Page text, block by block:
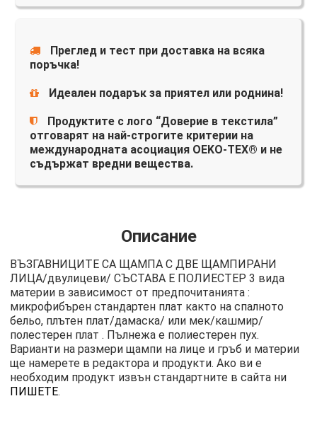
Преглед и тест при доставка на всяка
поръчка!
Идеален подарък за приятел или роднина!
Продуктите с лого “Доверие в текстила”
отговарят на най-строгите критерии на
международната асоциация OEKO-TEX® и не
съдържат вредни вещества.
Описание
ВЪЗГАВНИЦИТЕ СА ЩАМПА С ДВЕ ЩАМПИРАНИ
ЛИЦА/двулицеви/ СЪСТАВА Е ПОЛИЕСТЕР 3 вида
материи в зависимост от предпочитанията :
микрофибърен стандартен плат както на спалното
бельо, плътен плат/дамаска/ или мек/кашмир/
полестерен плат . Пълнежа е полиестерен пух.
Варианти на размери щампи на лице и гръб и материи
ще намерете в редактора и продукти. Ако ви е
необходим продукт извън стандартните в сайта ни
ПИШЕТЕ.